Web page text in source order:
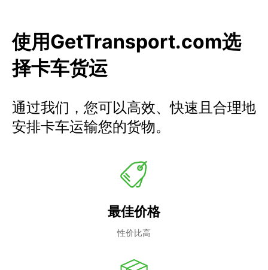
使用GetTransport.com选
择卡车货运
通过我们，您可以高效、快速且合理地
安排卡车运输您的货物。
最佳价格
性价比高